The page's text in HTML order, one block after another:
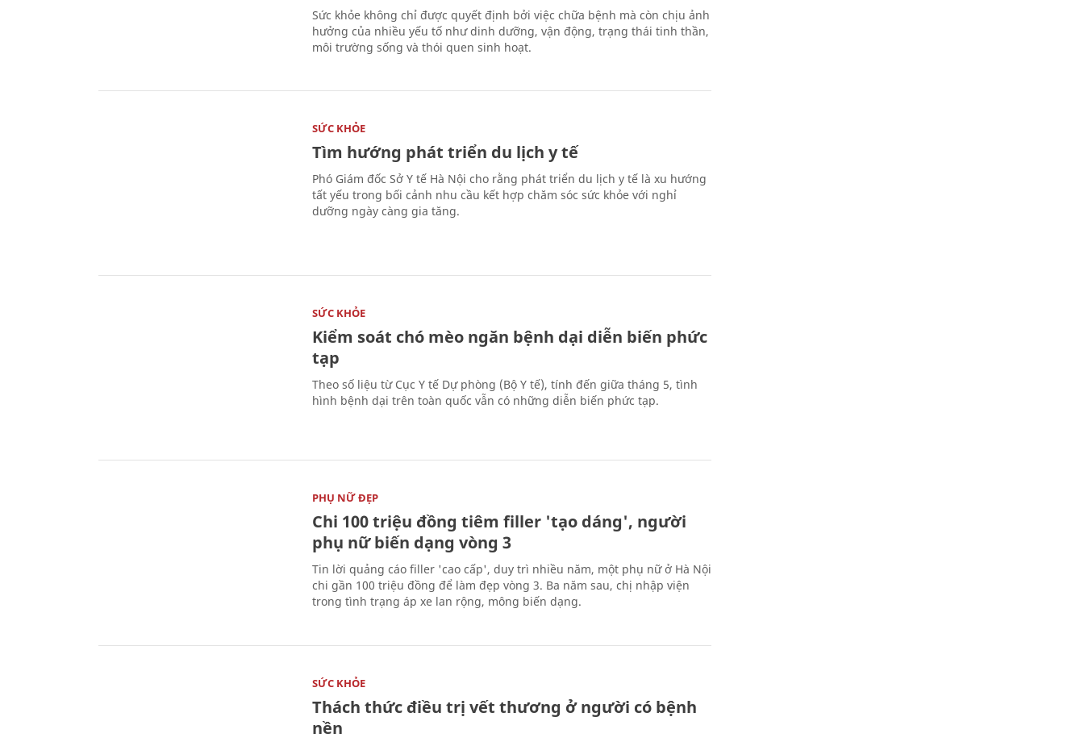
Sức khỏe không chỉ được quyết định bởi việc chữa bệnh mà còn chịu ảnh
hưởng của nhiều yếu tố như dinh dưỡng, vận động, trạng thái tinh thần,
môi trường sống và thói quen sinh hoạt.
SỨC KHỎE
Tìm hướng phát triển du lịch y tế
Phó Giám đốc Sở Y tế Hà Nội cho rằng phát triển du lịch y tế là xu hướng
tất yếu trong bối cảnh nhu cầu kết hợp chăm sóc sức khỏe với nghỉ
dưỡng ngày càng gia tăng.
SỨC KHỎE
Kiểm soát chó mèo ngăn bệnh dại diễn biến phức
tạp
Theo số liệu từ Cục Y tế Dự phòng (Bộ Y tế), tính đến giữa tháng 5, tình
hình bệnh dại trên toàn quốc vẫn có những diễn biến phức tạp.
PHỤ NỮ ĐẸP
Chi 100 triệu đồng tiêm filler 'tạo dáng', người
phụ nữ biến dạng vòng 3
Tin lời quảng cáo filler 'cao cấp', duy trì nhiều năm, một phụ nữ ở Hà Nội
chi gần 100 triệu đồng để làm đẹp vòng 3. Ba năm sau, chị nhập viện
trong tình trạng áp xe lan rộng, mông biến dạng.
SỨC KHỎE
Thách thức điều trị vết thương ở người có bệnh
nền